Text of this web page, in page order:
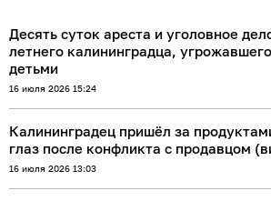
Десять суток ареста и уголовное
летнего калининградца,
детьми
16 июля 2026 15:24
Калининградец пришёл за
глаз после конфликта с продавцом
16 июля 2026 13:03